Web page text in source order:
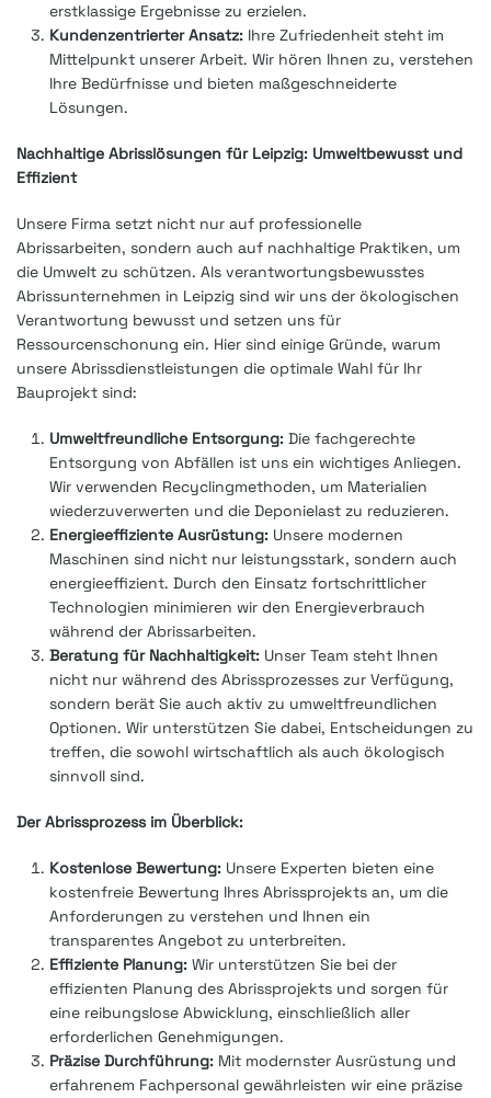
erstklassige Ergebnisse zu erzielen.
Kundenzentrierter Ansatz: Ihre Zufriedenheit steht im
Mittelpunkt unserer Arbeit. Wir hören Ihnen zu, verstehen
Ihre Bedürfnisse und bieten maßgeschneiderte
Lösungen.
Nachhaltige Abrisslösungen für Leipzig: Umweltbewusst und
Effizient
Unsere Firma setzt nicht nur auf professionelle
Abrissarbeiten, sondern auch auf nachhaltige Praktiken, um
die Umwelt zu schützen. Als verantwortungsbewusstes
Abrissunternehmen in Leipzig sind wir uns der ökologischen
Verantwortung bewusst und setzen uns für
Ressourcenschonung ein. Hier sind einige Gründe, warum
unsere Abrissdienstleistungen die optimale Wahl für Ihr
Bauprojekt sind:
Umweltfreundliche Entsorgung: Die fachgerechte
Entsorgung von Abfällen ist uns ein wichtiges Anliegen.
Wir verwenden Recyclingmethoden, um Materialien
wiederzuverwerten und die Deponielast zu reduzieren.
Energieeffiziente Ausrüstung: Unsere modernen
Maschinen sind nicht nur leistungsstark, sondern auch
energieeffizient. Durch den Einsatz fortschrittlicher
Technologien minimieren wir den Energieverbrauch
während der Abrissarbeiten.
Beratung für Nachhaltigkeit: Unser Team steht Ihnen
nicht nur während des Abrissprozesses zur Verfügung,
sondern berät Sie auch aktiv zu umweltfreundlichen
Optionen. Wir unterstützen Sie dabei, Entscheidungen zu
treffen, die sowohl wirtschaftlich als auch ökologisch
sinnvoll sind.
Der Abrissprozess im Überblick:
Kostenlose Bewertung: Unsere Experten bieten eine
kostenfreie Bewertung Ihres Abrissprojekts an, um die
Anforderungen zu verstehen und Ihnen ein
transparentes Angebot zu unterbreiten.
Effiziente Planung: Wir unterstützen Sie bei der
effizienten Planung des Abrissprojekts und sorgen für
eine reibungslose Abwicklung, einschließlich aller
erforderlichen Genehmigungen.
Präzise Durchführung: Mit modernster Ausrüstung und
erfahrenem Fachpersonal gewährleisten wir eine präzise